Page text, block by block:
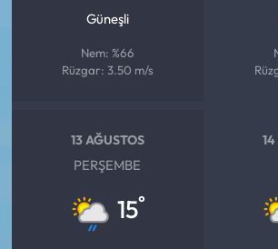
Güneşli
Nem: %66
Rüzgar: 3.50 m/s
13 AĞUSTOS
PERŞEMBE
15°